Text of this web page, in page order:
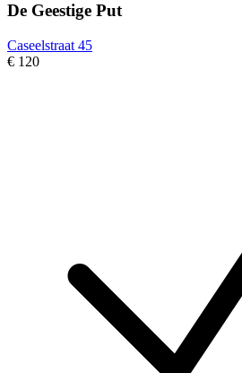
De Geestige Put
Caseelstraat 45
€ 120